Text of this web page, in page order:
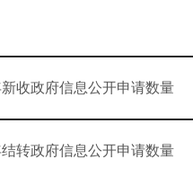
收政府信息公开申请数量
转政府信息公开申请数量